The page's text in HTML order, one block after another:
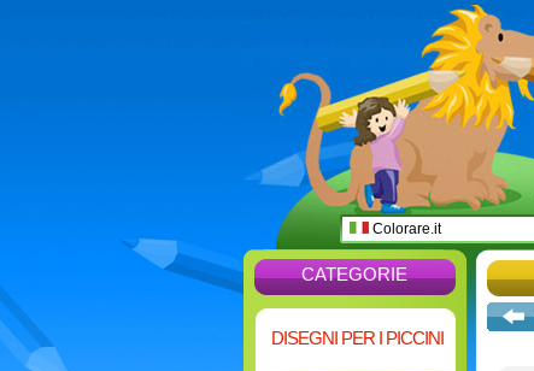
Colorare.it
CATEGORIE
DISEGNI PER I PICCINI